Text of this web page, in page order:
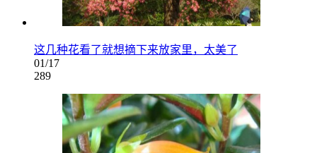
这几种花看了就想摘下来放家里，太美了
01/17
289